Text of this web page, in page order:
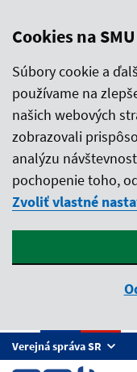
Preskočiť na hlavný
Verejná správa SR
Cookies na SMU
Súbory cookie a
používame na
našich webových
zobrazovali
analýzu
pochopenie toho,
Zvoliť vlastné